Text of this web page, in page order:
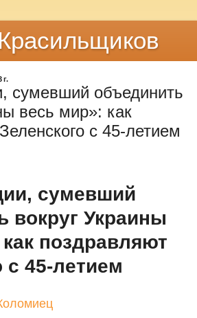
г.
сумевший объединить
весь мир»: как
с 45-летием
сумевший
вокруг Украины
поздравляют
с 45-летием